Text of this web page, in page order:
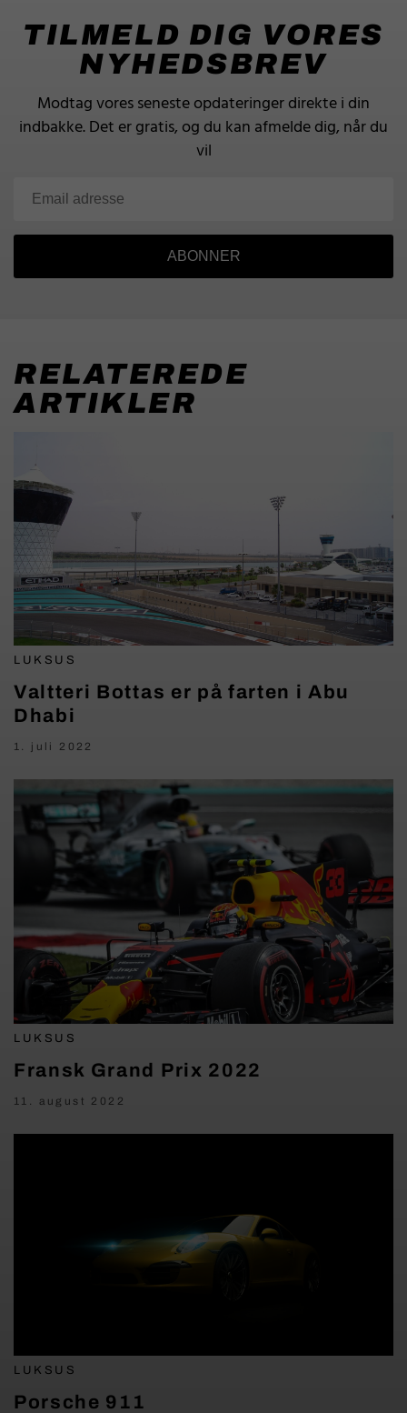
TILMELD DIG VORES
NYHEDSBREV
Modtag vores seneste opdateringer direkte i din
indbakke.Det er gratis, og du kan afmelde dig, når du
vil
ABONNER
RELATEREDE
ARTIKLER
LUKSUS
Valtteri Bottas er på farten i Abu
Dhabi
1. juli 2022
LUKSUS
Fransk Grand Prix 2022
11. august 2022
LUKSUS
Porsche 911